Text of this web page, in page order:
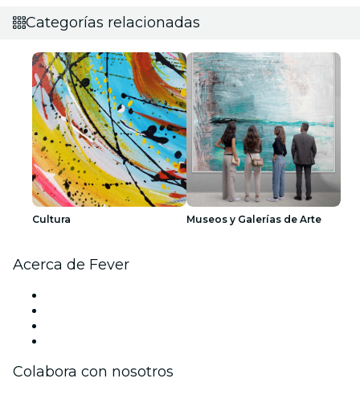
Categorías relacionadas
Cultura Museos y Galerías de Arte
Acerca de Fever
Colabora con nosotros